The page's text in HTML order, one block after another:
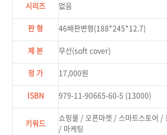
시리즈 없음
판 형 46배판변형(188*245*12.7)
제 본 무선(soft cover)
정 가 17,000원
ISBN 979-11-90665-60-5 (13000)
키워드
쇼핑몰 / 오픈마켓 / 스마트스토어
/ 마케팅